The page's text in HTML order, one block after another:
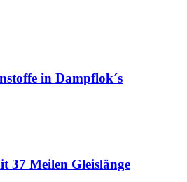
in Dampflok´s
37 Meilen Gleislänge